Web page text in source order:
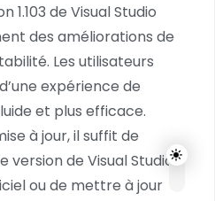
1.103 de Visual Studio
des améliorations de
Les utilisateurs
expérience de
et plus efficace.
à jour, il suffit de
de Visual Studio
ou de mettre à jour